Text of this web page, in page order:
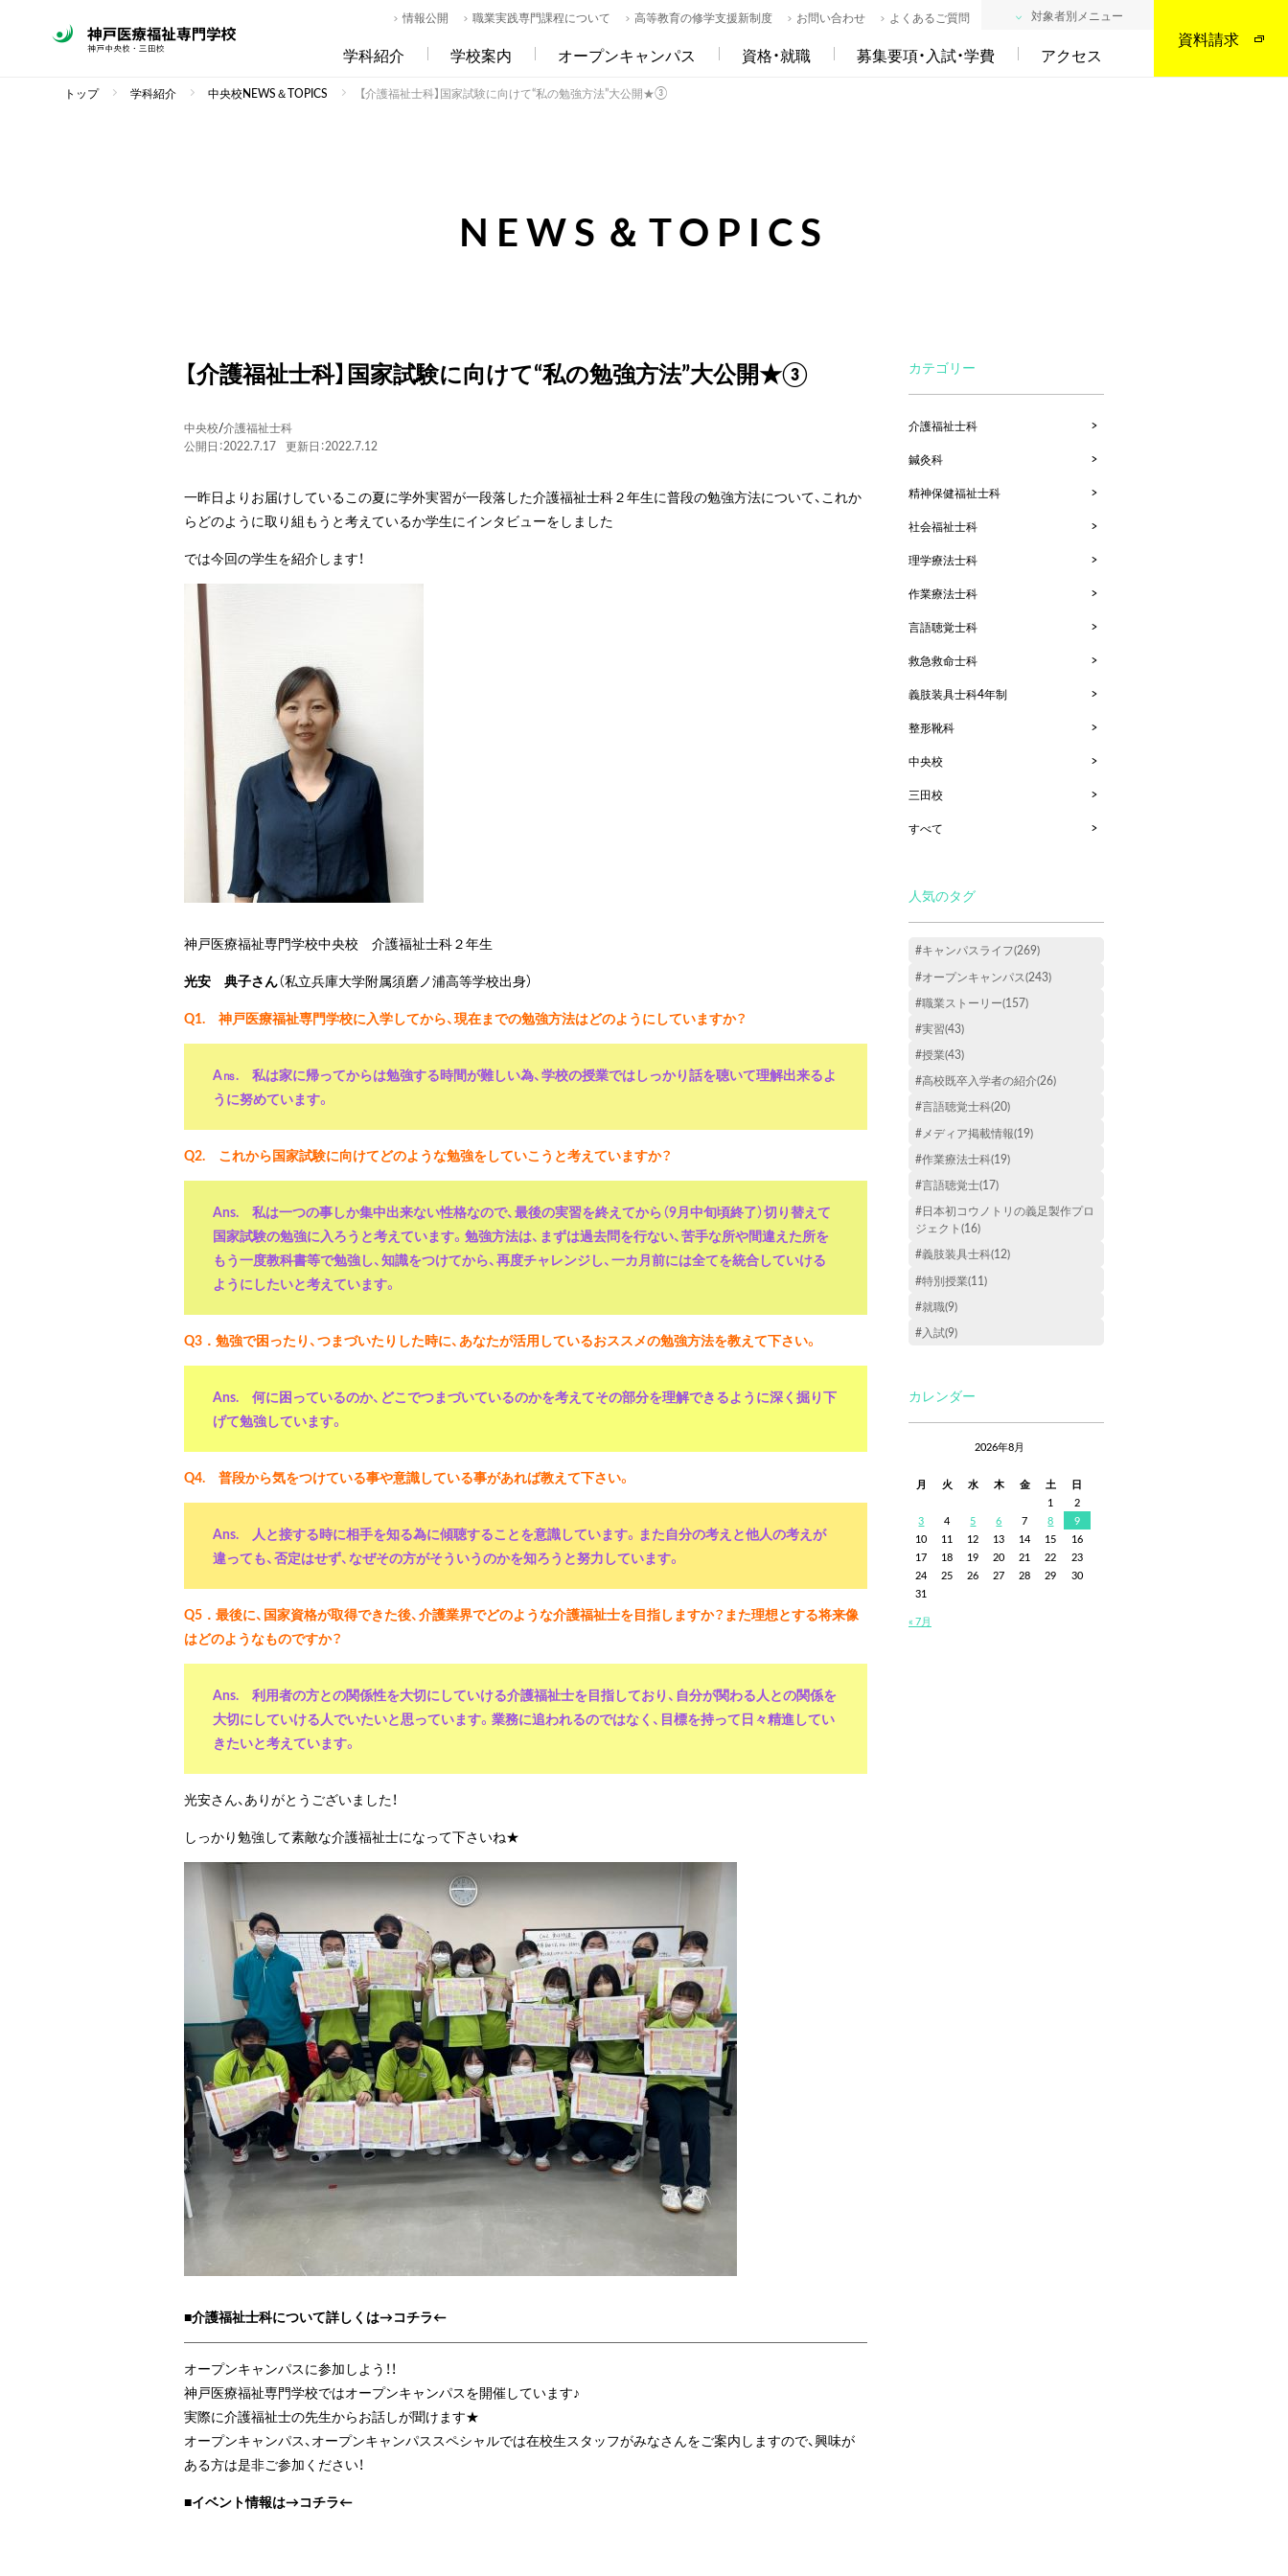
資料請求
学科紹介 学校案内 オープンキャンパス 資格・就職 募集要項・入試・学費 アクセス
情報公開 職業実践専門課程について 高等教育の修学支援新制度 お問い合わせ よくあるご質問 対象者別メニュー
トップ 学科紹介 中央校NEWS＆TOPICS 【介護福祉士科】国家試験に向けて“私の勉強方法”大公開★③
NEWS＆TOPICS
【介護福祉士科】国家試験に向けて“私の勉強方法”大公開★③
中央校/介護福祉士科
公開日：2022.7.17 更新日：2022.7.12
一昨日よりお届けしているこの夏に学外実習が一段落した介護福祉士科２年生に普段の勉強方法について、これか
らどのように取り組もうと考えているか学生にインタビューをしました
では今回の学生を紹介します！
神戸医療福祉専門学校中央校 介護福祉士科２年生
光安 典子さん（私立兵庫大学附属須磨ノ浦高等学校出身）
Q1. 神戸医療福祉専門学校に入学してから、現在までの勉強方法はどのようにしていますか？
A㎱. 私は家に帰ってからは勉強する時間が難しい為、学校の授業ではしっかり話を聴いて理解出来るよ
うに努めています。
Q2. これから国家試験に向けてどのような勉強をしていこうと考えていますか？
Ans. 私は一つの事しか集中出来ない性格なので、最後の実習を終えてから（9月中旬頃終了）切り替えて
国家試験の勉強に入ろうと考えています。勉強方法は、まずは過去問を行ない、苦手な所や間違えた所を
もう一度教科書等で勉強し、知識をつけてから、再度チャレンジし、一カ月前には全てを統合していける
ようにしたいと考えています。
Q3．勉強で困ったり、つまづいたりした時に、あなたが活用しているおススメの勉強方法を教えて下さい。
Ans. 何に困っているのか、どこでつまづいているのかを考えてその部分を理解できるように深く掘り下
げて勉強しています。
Q4. 普段から気をつけている事や意識している事があれば教えて下さい。
Ans. 人と接する時に相手を知る為に傾聴することを意識しています。また自分の考えと他人の考えが
違っても、否定はせず、なぜその方がそういうのかを知ろうと努力しています。
Q5．最後に、国家資格が取得できた後、介護業界でどのような介護福祉士を目指しますか？また理想とする将来像
はどのようなものですか？
Ans. 利用者の方との関係性を大切にしていける介護福祉士を目指しており、自分が関わる人との関係を
大切にしていける人でいたいと思っています。業務に追われるのではなく、目標を持って日々精進してい
きたいと考えています。
光安さん、ありがとうございました！
しっかり勉強して素敵な介護福祉士になって下さいね★
■介護福祉士科について詳しくは→コチラ←
オープンキャンパスに参加しよう！！
神戸医療福祉専門学校ではオープンキャンパスを開催しています♪
実際に介護福祉士の先生からお話しが聞けます★
オープンキャンパス、オープンキャンパススペシャルでは在校生スタッフがみなさんをご案内しますので、興味が
ある方は是非ご参加ください！
■イベント情報は→コチラ←
カテゴリー
介護福祉士科
鍼灸科
精神保健福祉士科
社会福祉士科
理学療法士科
作業療法士科
言語聴覚士科
救急救命士科
義肢装具士科4年制
整形靴科
中央校
三田校
すべて
人気のタグ
#キャンパスライフ(269)
#オープンキャンパス(243)
#職業ストーリー(157)
#実習(43)
#授業(43)
#高校既卒入学者の紹介(26)
#言語聴覚士科(20)
#メディア掲載情報(19)
#作業療法士科(19)
#言語聴覚士(17)
#日本初コウノトリの義足製作プロ
ジェクト(16)
#義肢装具士科(12)
#特別授業(11)
#就職(9)
#入試(9)
カレンダー
2026年8月
月 火 水 木 金 土
日
1
2
3
4 5 6 7 8
9
10
11 12 13 14 15
16
17
18 19 20 21 22
23
24
25 26 27 28 29
30
31
« 7月